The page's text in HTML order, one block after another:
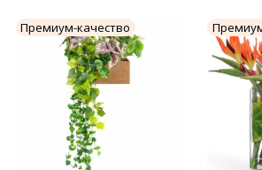
Премиум-качество